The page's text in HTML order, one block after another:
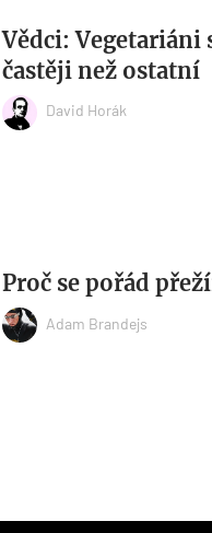
Vědci: Vegetariáni
častěji než ostatní
David Horák
Proč se pořád
Adam Brandejs